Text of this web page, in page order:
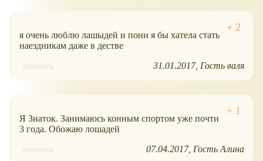
я очень люблю лашыдей и пони я бы хатела стать
наездникам даже в дестве
ответить 31.01.2017 Гость валя
Я Знаток. Занимаюсь конным спортом уже почти
3 года. Обожаю лошадей
ответить 07.04.2017 Гость Алина